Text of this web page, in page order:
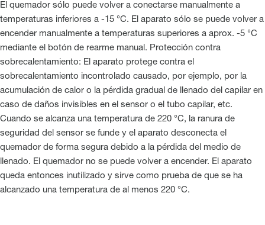
El quemador sólo puede volver a conectarse manualmente a
temperaturas inferiores a -15 °C. El aparato sólo se puede volver a
encender manualmente a temperaturas superiores a aprox. -5 °C
mediante el botón de rearme manual. Protección contra
sobrecalentamiento: El aparato protege contra el
sobrecalentamiento incontrolado causado, por ejemplo, por la
acumulación de calor o la pérdida gradual de llenado del capilar en
caso de daños invisibles en el sensor o el tubo capilar, etc.
Cuando se alcanza una temperatura de 220 °C, la ranura de
seguridad del sensor se funde y el aparato desconecta el
quemador de forma segura debido a la pérdida del medio de
llenado. El quemador no se puede volver a encender. El aparato
queda entonces inutilizado y sirve como prueba de que se ha
alcanzado una temperatura de al menos 220 °C.